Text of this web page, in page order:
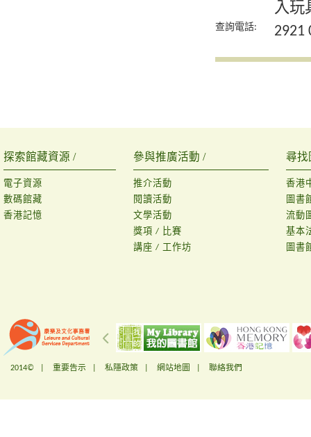
入玩
查詢電話: 2921
探索館藏資源 /
電子資源
數碼館藏
香港記憶
參與推廣活動 /
推介活動
閱讀活動
文學活動
獎項 / 比賽
講座 / 工作坊
尋找
香港
圖書
流動
基本
圖書
2014© | 重要告示 私隱政策 網站地圖 聯絡我們